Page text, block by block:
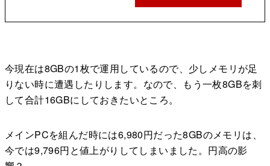
今現在は8GBの1枚で運用しているので、少しメモリが足
りない時に遭遇したりします。なので、もう一枚8GBを刺
して合計16GBにしておきたいところ。
メインPCを組んだ時には6,980円だった8GBのメモリは、
今では9,796円と値上がりしてしまいました。円高の影